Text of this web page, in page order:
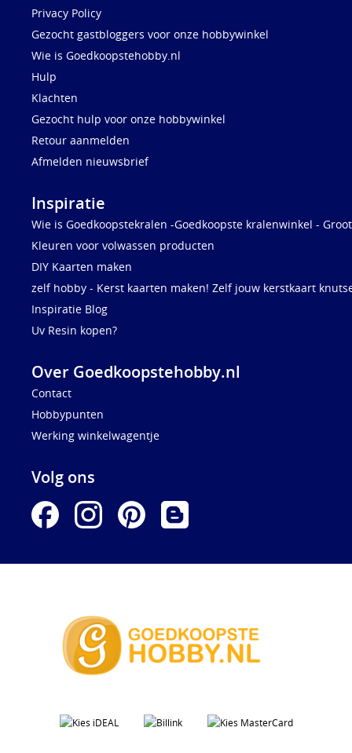
Privacy Policy
Gezocht gastbloggers voor onze hobbywinkel
Wie is Goedkoopstehobby.nl
Hulp
Klachten
Gezocht hulp voor onze hobbywinkel
Retour aanmelden
Afmelden nieuwsbrief
Inspiratie
Wie is Goedkoopstekralen -Goedkoopste kralenwinkel -
Kleuren voor volwassen producten
DIY Kaarten maken
zelf hobby - Kerst kaarten maken! Zelf jouw kerstkaart
Inspiratie Blog
Uv Resin kopen?
Over Goedkoopstehobby.nl
Contact
Hobbypunten
Werking winkelwagentje
Volg ons